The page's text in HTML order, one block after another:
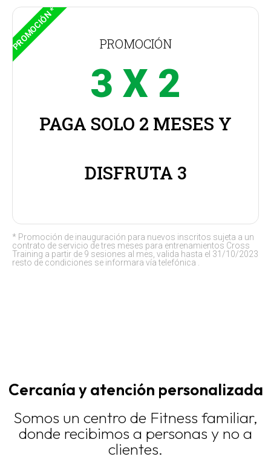
PROMOCIÓN
3 X 2
PAGA SOLO 2 MESES Y
DISFRUTA 3
PROMOCIÓN *
* Promoción de inauguración para nuevos inscritos sujeta a un
contrato de servicio de tres meses para entrenamientos Cross
Training a partir de 9 sesiones al mes, valida hasta el 31/10/2023
resto de condiciones se informara vía telefónica .
Cercanía y atención personalizada
Somos un centro de Fitness familiar,
donde recibimos a personas y no a
clientes.